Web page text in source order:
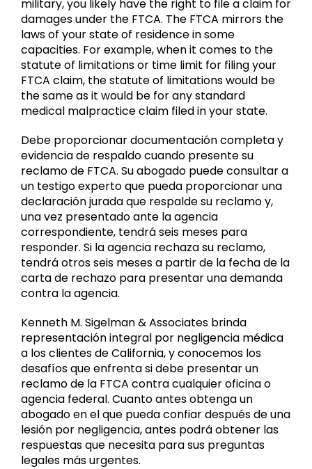
military, you likely have the right to file a claim for
damages under the FTCA. The FTCA mirrors the
laws of your state of residence in some
capacities. For example, when it comes to the
statute of limitations or time limit for filing your
FTCA claim, the statute of limitations would be
the same as it would be for any standard
medical malpractice claim filed in your state.
Debe proporcionar documentación completa y
evidencia de respaldo cuando presente su
reclamo de FTCA. Su abogado puede consultar a
un testigo experto que pueda proporcionar una
declaración jurada que respalde su reclamo y,
una vez presentado ante la agencia
correspondiente, tendrá seis meses para
responder. Si la agencia rechaza su reclamo,
tendrá otros seis meses a partir de la fecha de la
carta de rechazo para presentar una demanda
contra la agencia.
Kenneth M. Sigelman & Associates brinda
representación integral por negligencia médica
a los clientes de California, y conocemos los
desafíos que enfrenta si debe presentar un
reclamo de la FTCA contra cualquier oficina o
agencia federal. Cuanto antes obtenga un
abogado en el que pueda confiar después de una
lesión por negligencia, antes podrá obtener las
respuestas que necesita para sus preguntas
legales más urgentes.